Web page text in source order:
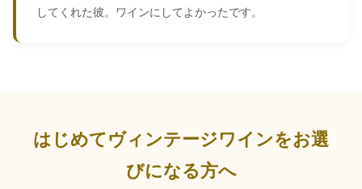
してくれた彼。ワインにしてよかったです。
はじめてヴィンテージワインをお選
びになる方へ